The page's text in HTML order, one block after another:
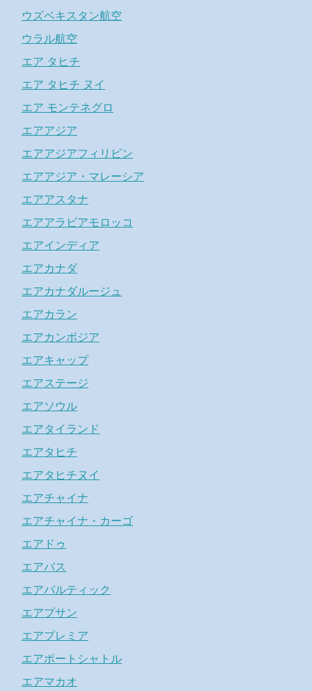
ウズベキスタン航空
ウラル航空
エア タヒチ
エア タヒチ ヌイ
エア モンテネグロ
エアアジア
エアアジアフィリピン
エアアジア・マレーシア
エアアスタナ
エアアラビアモロッコ
エアインディア
エアカナダ
エアカナダルージュ
エアカラン
エアカンボジア
エアキャップ
エアステージ
エアソウル
エアタイランド
エアタヒチ
エアタヒチヌイ
エアチャイナ
エアチャイナ・カーゴ
エアドゥ
エアバス
エアバルティック
エアプサン
エアプレミア
エアポートシャトル
エアマカオ